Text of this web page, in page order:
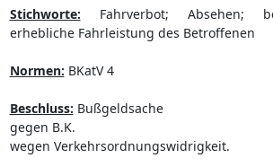
Stichworte: Fahrverbot; Absehen;
erhebliche Fahrleistung des Betroffenen
Normen: BKatV 4
Beschluss: Bußgeldsache
gegen B.K.
wegen Verkehrsordnungswidrigkeit.